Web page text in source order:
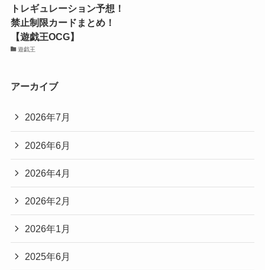
トレギュレーション予想！
禁止制限カードまとめ！
【遊戯王OCG】
遊戯王
アーカイブ
2026年7月
2026年6月
2026年4月
2026年2月
2026年1月
2025年6月